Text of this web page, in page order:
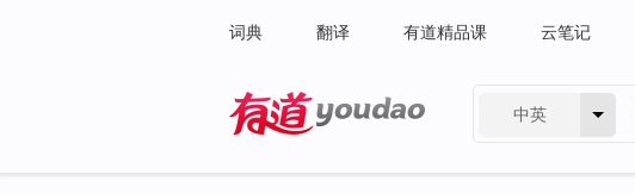
词典 翻译 有道精品课 云笔记
中英